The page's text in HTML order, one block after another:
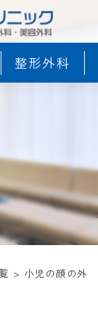
整形外科
> 小児の顔の外